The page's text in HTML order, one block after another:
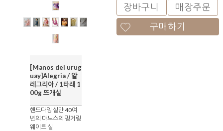
[Manos del urug
uay]Alegria / 알
레그리아 / 1타래 1
00g 뜨개실
핸드다잉 실만 40여
년의 마노스의 핑거링
웨이트 실
장바구니
매장주문
구매하기